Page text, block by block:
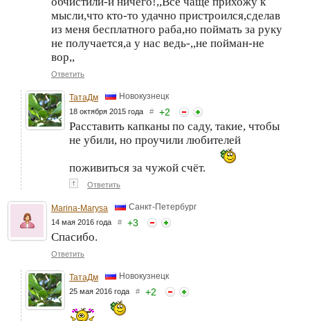
мысли,что кто-то удачно пристроился,сделав
из меня бесплатного раба,но поймать за руку
не получается,а у нас ведь-,,не пойман-не
вор,,
Ответить
ТатаДм Новокузнецк
18 октября 2015 года # +2
Расставить капканы по саду, такие, чтобы
не убили, но проучили любителей
поживиться за чужой счёт.
↑ Ответить
Marina-Marysa Санкт-Петербург
14 мая 2016 года # +3
Спасибо.
Ответить
ТатаДм Новокузнецк
25 мая 2016 года # +2